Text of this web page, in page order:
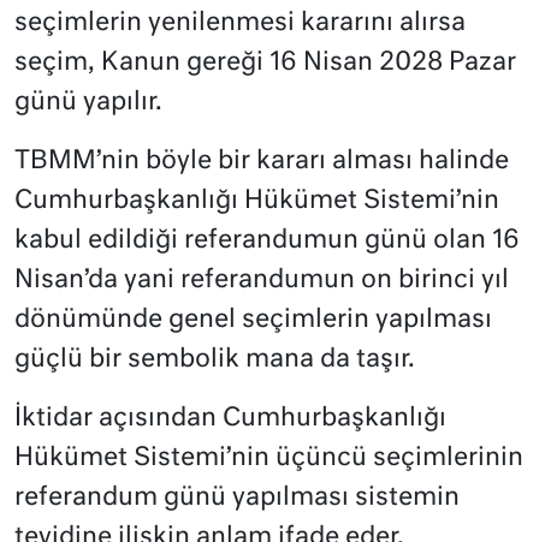
seçimlerin yenilenmesi kararını alırsa
seçim, Kanun gereği 16 Nisan 2028 Pazar
günü yapılır.
TBMM’nin böyle bir kararı alması halinde
Cumhurbaşkanlığı Hükümet Sistemi’nin
kabul edildiği referandumun günü olan 16
Nisan’da yani referandumun on birinci yıl
dönümünde genel seçimlerin yapılması
güçlü bir sembolik mana da taşır.
İktidar açısından Cumhurbaşkanlığı
Hükümet Sistemi’nin üçüncü seçimlerinin
referandum günü yapılması sistemin